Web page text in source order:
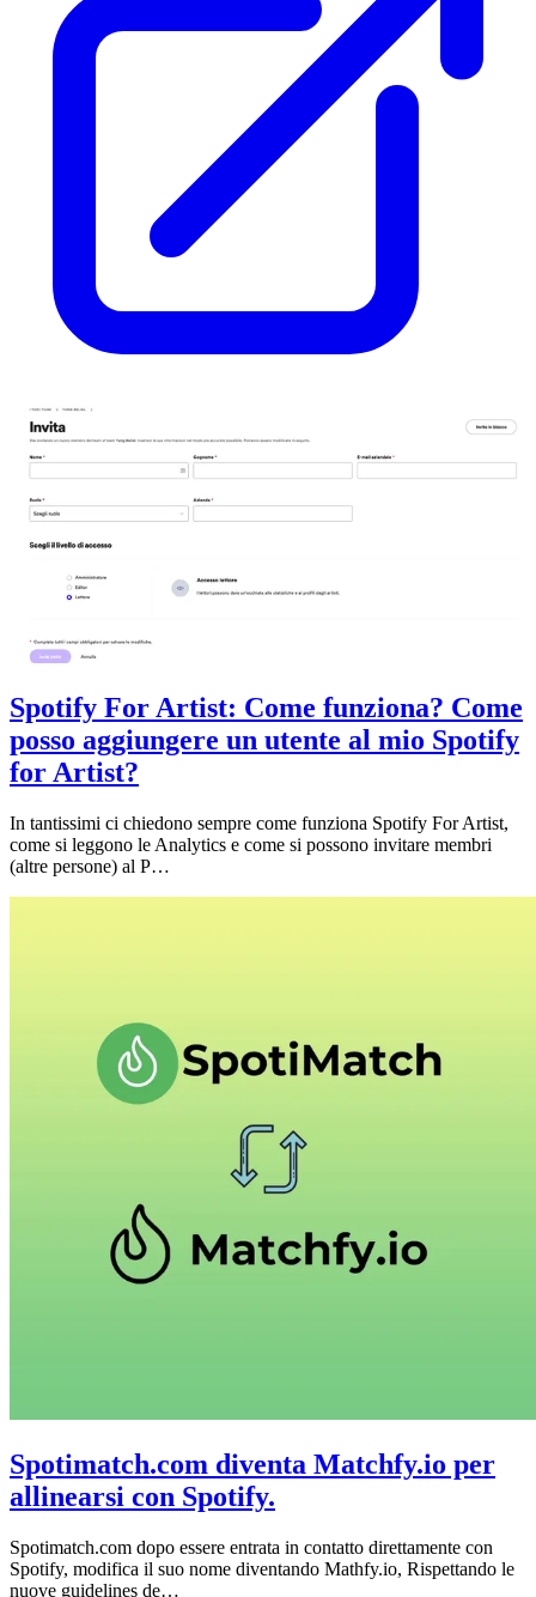
Spotify For Artist: Come funziona? Come
posso aggiungere un utente al mio Spotify
for Artist?
In tantissimi ci chiedono sempre come funziona Spotify For Artist,
come si leggono le Analytics e come si possono invitare membri
(altre persone) al P…
Spotimatch.com diventa Matchfy.io per
allinearsi con Spotify.
Spotimatch.com dopo essere entrata in contatto direttamente con
Spotify, modifica il suo nome diventando Mathfy.io, Rispettando le
nuove guidelines de…